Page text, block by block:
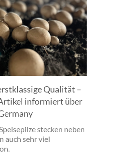
Qualität –
informiert über
stecken neben
auch sehr viel